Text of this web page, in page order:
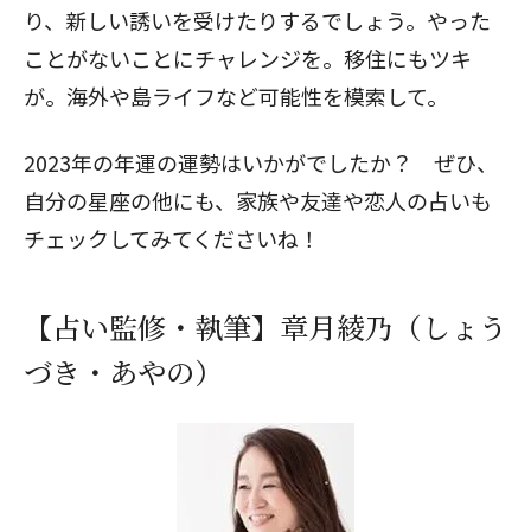
り、新しい誘いを受けたりするでしょう。やった
ことがないことにチャレンジを。移住にもツキ
が。海外や島ライフなど可能性を模索して。
2023年の年運の運勢はいかがでしたか？ ぜひ、
自分の星座の他にも、家族や友達や恋人の占いも
チェックしてみてくださいね！
【占い監修・執筆】章月綾乃（しょう
づき・あやの）